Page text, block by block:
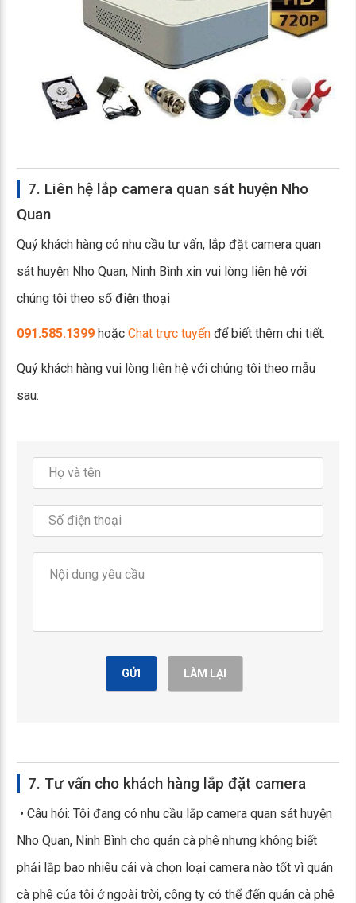
7. Liên hệ lắp camera quan sát huyện Nho
Quan
Quý khách hàng có nhu cầu tư vấn, lắp đặt camera quan
sát huyện Nho Quan, Ninh Bình xin vui lòng liên hệ với
chúng tôi theo số điện thoại
091.585.1399 hoặc Chat trực tuyến để biết thêm chi tiết.
Quý khách hàng vui lòng liên hệ với chúng tôi theo mẫu
sau:
GỬI LÀM LẠI
7. Tư vấn cho khách hàng lắp đặt camera
• Câu hỏi: Tôi đang có nhu cầu lắp camera quan sát huyện
Nho Quan, Ninh Bình cho quán cà phê nhưng không biết
phải lắp bao nhiêu cái và chọn loại camera nào tốt vì quán
cà phê của tôi ở ngoài trời, công ty có thể đến quán cà phê